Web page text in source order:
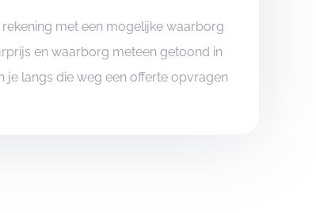
met een mogelijke waarborg
en waarborg meteen getoond in
je langs die weg een offerte opvragen